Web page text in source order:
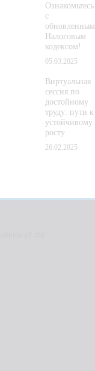
Ознакомьтесь
с
обновленным
Налоговым
кодексом!
05.03.2025
Виртуальная
сессия по
достойному
труду: пути к
устойчивому
росту
26.02.2025